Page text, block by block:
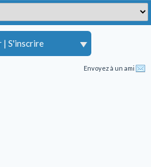
| S'inscrire
Envoyez à un ami